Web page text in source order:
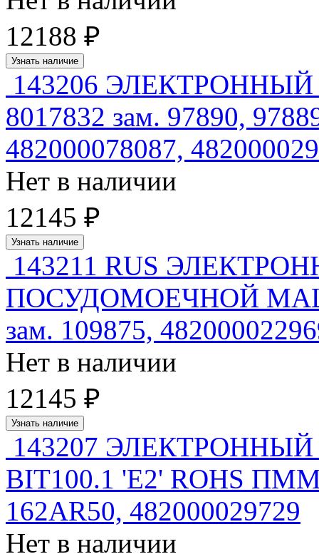
12188 ₽
Узнать наличие
143206
8017832 зам. 97890,
482000078087,
Нет в наличии
12145 ₽
Узнать наличие
143211 RUS
ПОСУДОМОЕЧНОЙ
зам. 109875,
Нет в наличии
12145 ₽
Узнать наличие
143207
BIT100.1 'E2' ROHS ПММ
162AR50, 482000029729
Нет в наличии